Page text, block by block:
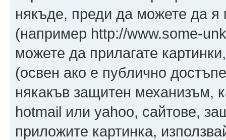
някъде, преди да можете да
(например http://www.some-
можете да прилагате
(освен ако е публично
някакъв защитен механизъм,
hotmail или yahoo, сайтове,
приложите картинка,